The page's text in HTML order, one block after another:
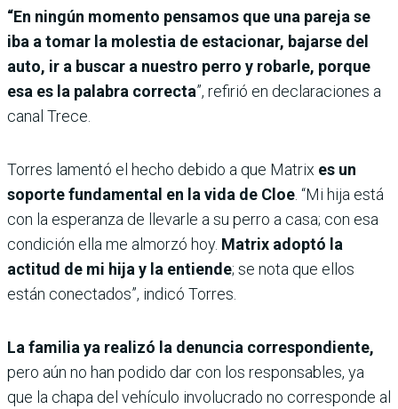
“En ningún momento pensamos que una pareja se
iba a tomar la molestia de estacionar, bajarse del
auto, ir a buscar a nuestro perro y robarle, porque
esa es la palabra correcta”, refirió en declaraciones a
canal Trece.
Torres lamentó el hecho debido a que Matrix es un
soporte fundamental en la vida de Cloe. “Mi hija está
con la esperanza de llevarle a su perro a casa; con esa
condición ella me almorzó hoy. Matrix adoptó la
actitud de mi hija y la entiende; se nota que ellos
están conectados”, indicó Torres.
La familia ya realizó la denuncia correspondiente,
pero aún no han podido dar con los responsables, ya
que la chapa del vehículo involucrado no corresponde al